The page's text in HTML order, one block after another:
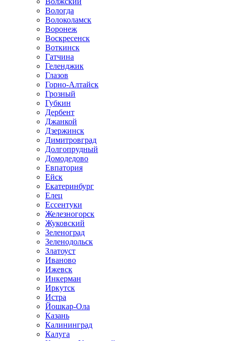
Вологда
Волоколамск
Воронеж
Воскресенск
Воткинск
Гатчина
Геленджик
Глазов
Горно-Алтайск
Грозный
Губкин
Дербент
Джанкой
Дзержинск
Димитровград
Долгопрудный
Домодедово
Евпатория
Ейск
Екатеринбург
Елец
Ессентуки
Железногорск
Жуковский
Зеленоград
Зеленодольск
Златоуст
Иваново
Ижевск
Инкерман
Иркутск
Истра
Йошкар-Ола
Казань
Калининград
Калуга